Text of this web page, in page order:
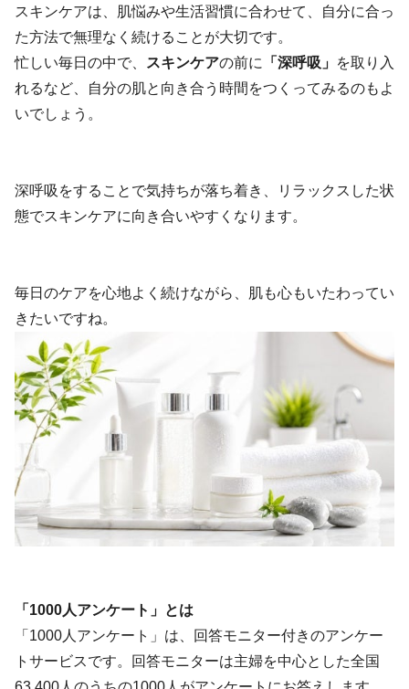
スキンケアは、肌悩みや生活習慣に合わせて、自分に合っ
た方法で無理なく続けることが大切です。
忙しい毎日の中で、
スキンケアの前に 「深呼吸」 を取り入
れるなど、自分の肌と向き合う時間をつくってみるのもよ
いでしょう。
深呼吸をすることで気持ちが落ち着き、リラックスした状
態でスキンケアに向き合いやすくなります。
毎日のケアを心地よく続けながら、肌も心もいたわってい
きたいですね。
「1000人アンケート」とは
「1000人アンケート」は、回答モニター付きのアンケー
トサービスです。回答モニターは主婦を中心とした全国